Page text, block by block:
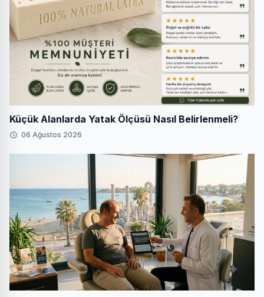
Küçük Alanlarda Yatak Ölçüsü Nasıl Belirlenmeli?
06 Ağustos 2026